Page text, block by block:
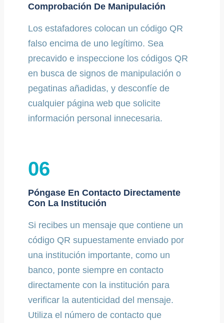
Comprobación De Manipulación
Los estafadores colocan un código QR
falso encima de uno legítimo. Sea
precavido e inspeccione los códigos QR
en busca de signos de manipulación o
pegatinas añadidas, y desconfíe de
cualquier página web que solicite
información personal innecesaria.
06
Póngase En Contacto Directamente
Con La Institución
Si recibes un mensaje que contiene un
código QR supuestamente enviado por
una institución importante, como un
banco, ponte siempre en contacto
directamente con la institución para
verificar la autenticidad del mensaje.
Utiliza el número de contacto que